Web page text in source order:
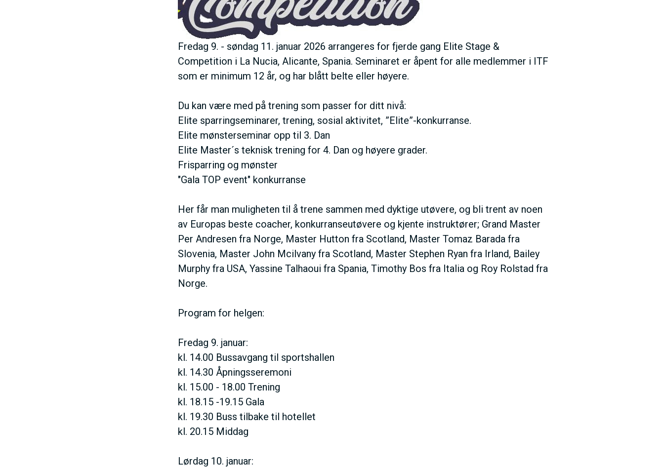
E
N
U
S
A
C
T
I
V
E
M
A
I
Fredag 9. - søndag 11. januar 2026 arrangeres for fjerde gang Elite Stage &
Competition i La Nucia, Alicante, Spania. Seminaret er åpent for alle medlemmer i ITF
som er minimum 12 år, og har blått belte eller høyere.
Du kan være med på trening som passer for ditt nivå:
Elite sparringseminarer, trening, sosial aktivitet, ”Elite”-konkurranse.
Elite mønsterseminar opp til 3. Dan
Elite Master´s teknisk trening for 4. Dan og høyere grader.
Frisparring og mønster
"Gala TOP event" konkurranse
Her får man muligheten til å trene sammen med dyktige utøvere, og bli trent av noen
av Europas beste coacher, konkurranseutøvere og kjente instruktører; Grand Master
Per Andresen fra Norge, Master Hutton fra Scotland, Master Tomaz Barada fra
Slovenia, Master John Mcilvany fra Scotland, Master Stephen Ryan fra Irland, Bailey
Murphy fra USA, Yassine Talhaoui fra Spania, Timothy Bos fra Italia og Roy Rolstad fra
Norge.
Program for helgen:
Fredag 9. januar:
kl. 14.00 Bussavgang til sportshallen
kl. 14.30 Åpningsseremoni
kl. 15.00 - 18.00 Trening
kl. 18.15 -19.15 Gala
kl. 19.30 Buss tilbake til hotellet
kl. 20.15 Middag
Lørdag 10. januar: